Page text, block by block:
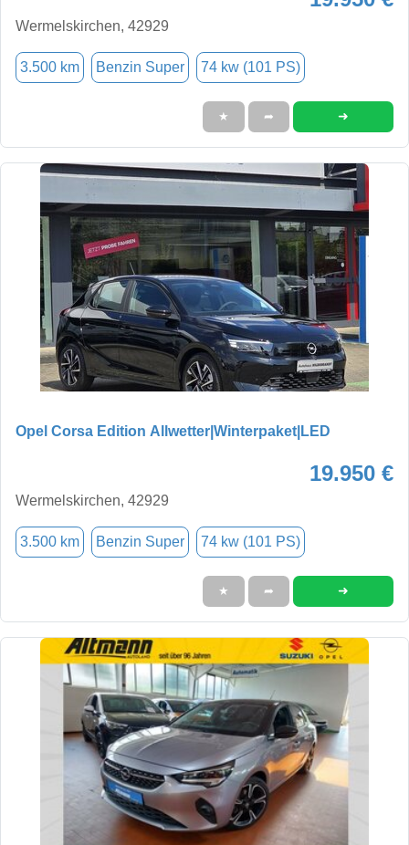
Wermelskirchen, 42929
3.500 km Benzin Super 74 kw (101 PS)
★ ➦ ➜
Opel Corsa Edition Allwetter|Winterpaket|LED
19.950 €
Wermelskirchen, 42929
3.500 km Benzin Super 74 kw (101 PS)
★ ➦ ➜